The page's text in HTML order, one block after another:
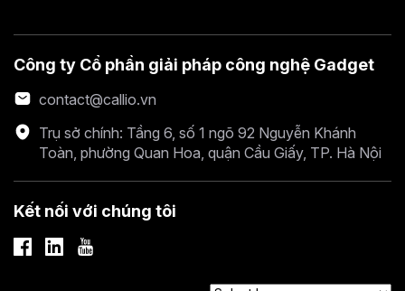
Công ty Cổ phần giải pháp công nghệ Gadget
contact@callio.vn
Trụ sở chính: Tầng 6, số 1 ngõ 92 Nguyễn Khánh
Toàn, phường Quan Hoa, quận Cầu Giấy, TP. Hà Nội
Kết nối với chúng tôi